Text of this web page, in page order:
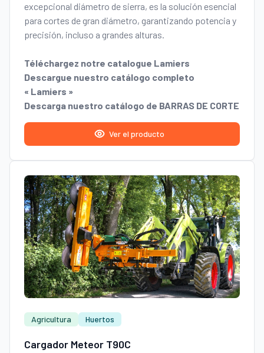
excepcional diámetro de sierra, es la solución esencial
para cortes de gran diámetro, garantizando potencia y
precisión, incluso a grandes alturas.
Téléchargez notre catalogue Lamiers
Descargue nuestro catálogo completo
« Lamiers »
Descarga nuestro catálogo de BARRAS DE CORTE
Ver el producto
Agricultura Huertos
Cargador Meteor T90C